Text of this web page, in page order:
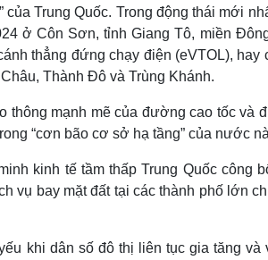
Trung Quốc. Trong động thái mới
ở Côn Sơn, tỉnh Giang Tô, miền
thẳng đứng chạy điện (eVTOL), hay
Thành Đô và Trùng Khánh.
thông mạnh mẽ của đường cao tốc và
“cơn bão cơ sở hạ tầng” của nước
kinh tế tầm thấp Trung Quốc công
vụ bay mặt đất tại các thành phố lớn
khi dân số đô thị liên tục gia tăng và